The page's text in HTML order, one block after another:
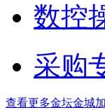
数控
采购
查看更多金坛金城